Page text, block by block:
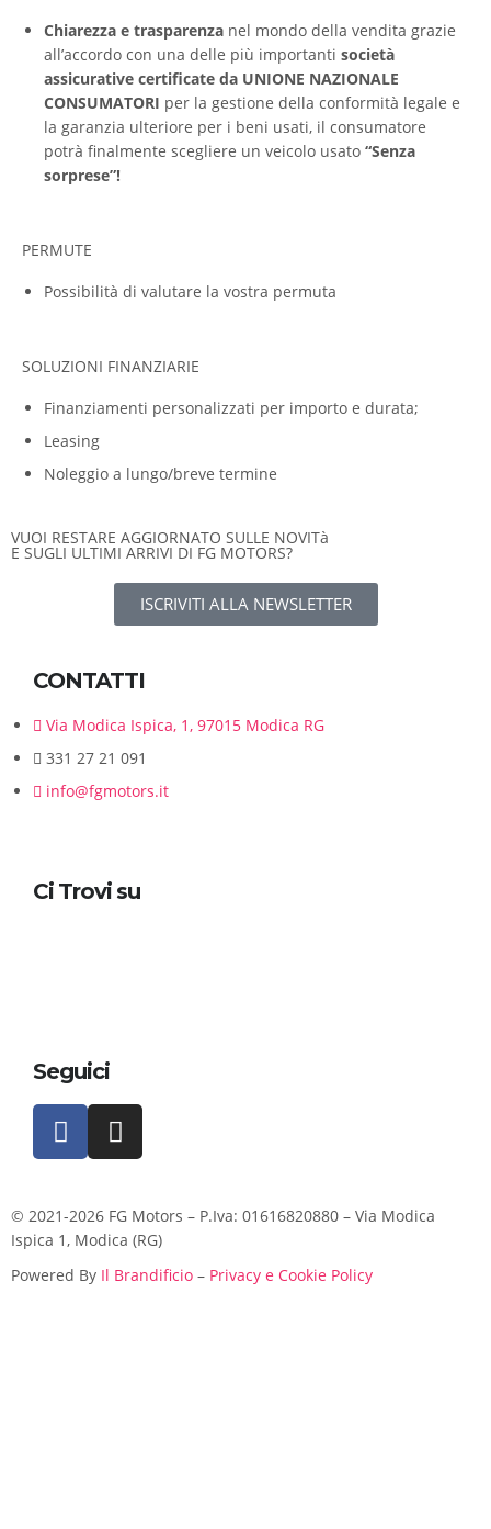
Chiarezza e trasparenza nel mondo della vendita grazie
all’accordo con una delle più importanti società
assicurative certificate da UNIONE NAZIONALE
CONSUMATORI per la gestione della conformità legale e
la garanzia ulteriore per i beni usati, il consumatore
potrà finalmente scegliere un veicolo usato “Senza
sorprese”!
PERMUTE
Possibilità di valutare la vostra permuta
SOLUZIONI FINANZIARIE
Finanziamenti personalizzati per importo e durata;
Leasing
Noleggio a lungo/breve termine
VUOI RESTARE AGGIORNATO SULLE NOVITà
E SUGLI ULTIMI ARRIVI DI FG MOTORS?
ISCRIVITI ALLA NEWSLETTER
CONTATTI
Via Modica Ispica, 1, 97015 Modica RG
331 27 21 091
info@fgmotors.it
Ci Trovi su
Seguici
© 2021-2026 FG Motors – P.Iva: 01616820880 – Via Modica
Ispica 1, Modica (RG)
Powered By Il Brandificio – Privacy e Cookie Policy